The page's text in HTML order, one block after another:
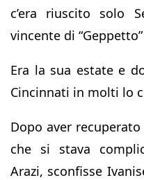
c’era riuscito solo
vincente di
Era la sua estate e
Cincinnati in molti lo
Dopo aver
che si stava
Arazi, sconfisse